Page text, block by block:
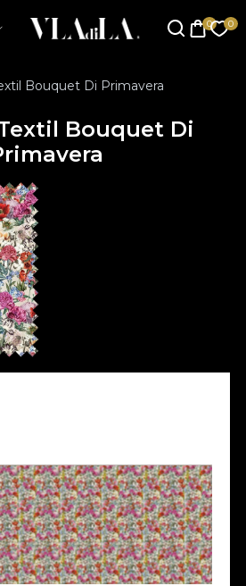
Bouquet Di Primavera
Bouquet Di